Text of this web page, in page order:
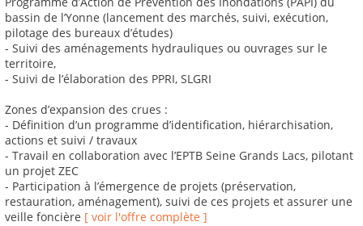
bassin de l’Yonne (lancement des marchés, suivi, exécution,
pilotage des bureaux d’études)
- Suivi des aménagements hydrauliques ou ouvrages sur le
territoire,
- Suivi de l’élaboration des PPRI, SLGRI
Zones d’expansion des crues :
- Définition d’un programme d’identification, hiérarchisation,
actions et suivi / travaux
- Travail en collaboration avec l’EPTB Seine Grands Lacs, pilotant
un projet ZEC
- Participation à l’émergence de projets (préservation,
restauration, aménagement), suivi de ces projets et assurer une
veille foncière [ voir l'offre complète ]